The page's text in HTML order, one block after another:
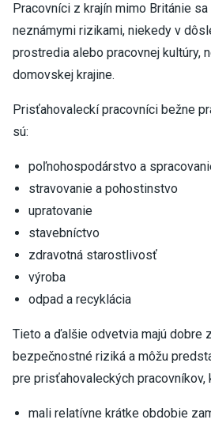
Pracovníci z krajín mimo Británie
neznámymi rizikami, niekedy v
prostredia alebo pracovnej kultúry,
domovskej krajine.
Prisťahovaleckí pracovníci bežne
sú:
poľnohospodárstvo a
stravovanie a pohostinstvo
upratovanie
stavebníctvo
zdravotná starostlivosť
výroba
odpad a recyklácia
Tieto a ďalšie odvetvia majú dobre
bezpečnostné riziká a môžu
pre prisťahovaleckých pracovníkov,
mali relatívne krátke obdobie